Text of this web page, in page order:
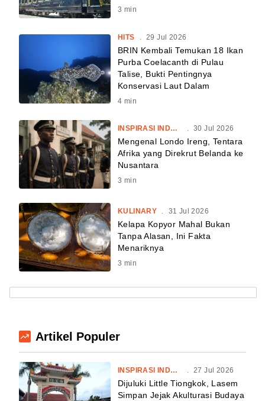
3 min
HITS 29 Jul 2026
BRIN Kembali Temukan 18 Ikan
Purba Coelacanth di Pulau
Talise, Bukti Pentingnya
Konservasi Laut Dalam
4 min
INSPIRASI INDONESIA 30 Jul 2026
Mengenal Londo Ireng, Tentara
Afrika yang Direkrut Belanda ke
Nusantara
3 min
KULINARY . 31 Jul 2026
Kelapa Kopyor Mahal Bukan
Tanpa Alasan, Ini Fakta
Menariknya
3 min
Artikel Populer
INSPIRASI INDONESIA . 27 Jul 2026
Dijuluki Little Tiongkok, Lasem
Simpan Jejak Akulturasi Budaya